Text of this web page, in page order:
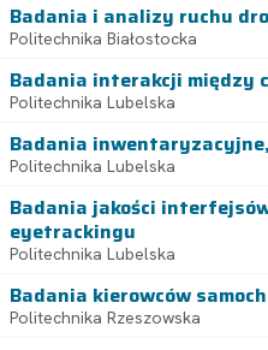
Badania i analizy ruchu
Politechnika Białostocka
Badania interakcji między
Politechnika Lubelska
Badania
Politechnika Lubelska
Badania jakości
eyetrackingu
Politechnika Lubelska
Badania kierowców
Politechnika Rzeszowska